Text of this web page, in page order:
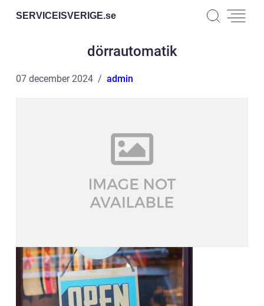
SERVICEISVERIGE.se
dörrautomatik
07 december 2024 admin